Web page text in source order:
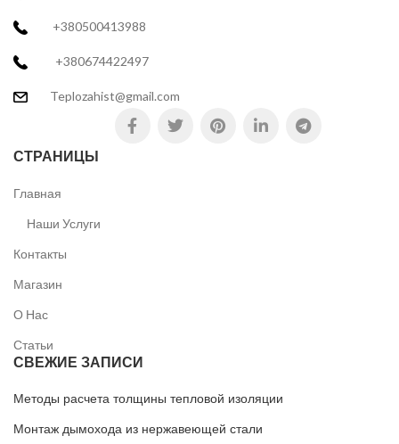
+380500413988
+380674422497
Teplozahist@gmail.com
СТРАНИЦЫ
Главная
Наши Услуги
Контакты
Магазин
О Нас
Статьи
СВЕЖИЕ ЗАПИСИ
Методы расчета толщины тепловой изоляции
Монтаж дымохода из нержавеющей стали